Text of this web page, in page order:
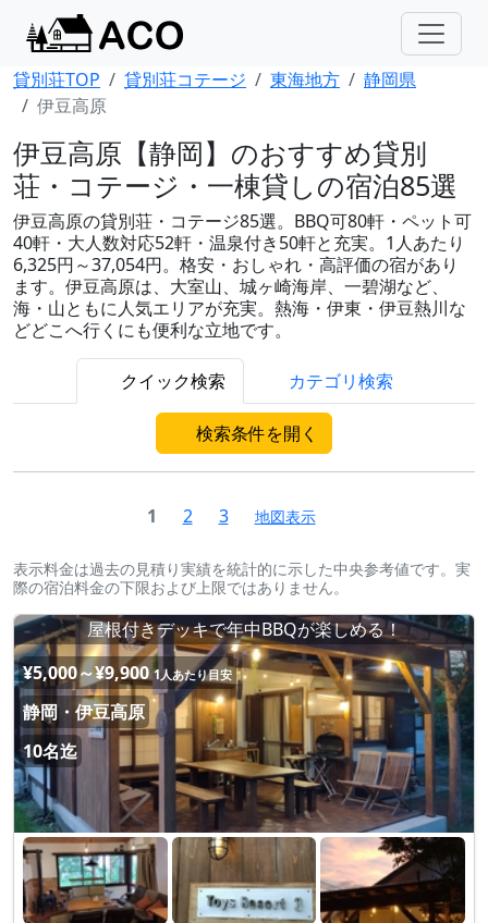
貸別荘TOP 貸別荘コテージ 東海地方
静岡県
伊豆高原
伊豆高原【静岡】のおすすめ貸別
荘・コテージ・一棟貸しの宿泊85選
伊豆高原の貸別荘・コテージ85選。BBQ可80軒・ペット可
40軒・大人数対応52軒・温泉付き50軒と充実。1人あたり
6,325円～37,054円。格安・おしゃれ・高評価の宿があり
ます。伊豆高原は、大室山、城ヶ崎海岸、一碧湖など、
海・山ともに人気エリアが充実。熱海・伊東・伊豆熱川な
どどこへ行くにも便利な立地です。
クイック検索 カテゴリ検索
検索条件を開く
1 2 3 地図表示
表示料金は過去の見積り実績を統計的に示した中央参考値です。実
際の宿泊料金の下限および上限ではありません。
屋根付きデッキで年中BBQが楽しめる！
¥5,000～¥9,900 1人あたり目安
静岡・伊豆高原
10名迄